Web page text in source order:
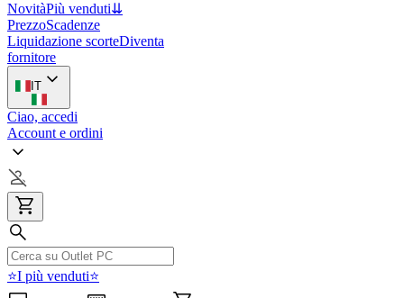
NovitàPiù venduti⇊
PrezzoScadenze
Liquidazione scorteDiventa
fornitore
IT
Ciao, accedi
Account e ordini
⭐I più venduti⭐